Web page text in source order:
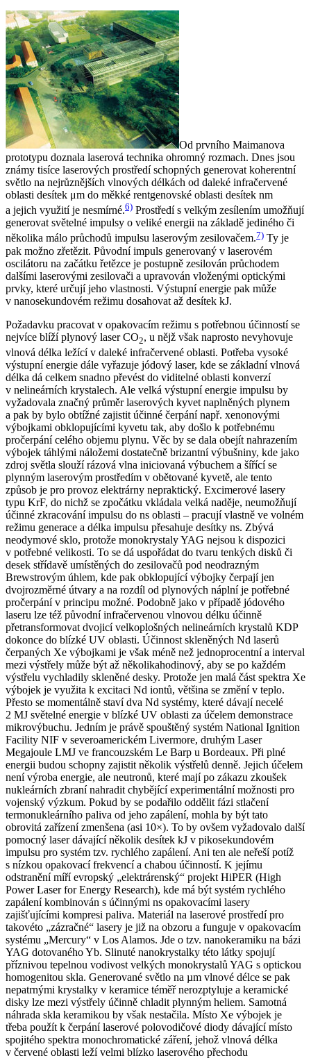
Od prvního Maimanova
prototypu doznala laserová technika ohromný rozmach. Dnes jsou
známy tisíce laserových prostředí schopných generovat koherentní
světlo na nejrůznějších vlnových délkách od daleké infračervené
oblasti desítek μm do měkké rentgenovské oblasti desítek nm
a jejich využití je nesmírné.6) Prostředí s velkým zesílením umožňují
generovat světelné impulsy o veliké energii na základě jediného či
několika málo průchodů impulsu laserovým zesilovačem.7) Ty je
pak možno zřetězit. Původní impuls generovaný v laserovém
oscilátoru na začátku řetězce je postupně zesilován průchodem
dalšími laserovými zesilovači a upravován vloženými optickými
prvky, které určují jeho vlastnosti. Výstupní energie pak může
v nanosekundovém režimu dosahovat až desítek kJ.
Požadavku pracovat v opakovacím režimu s potřebnou účinností se
nejvíce blíží plynový laser CO2, u nějž však naprosto nevyhovuje
vlnová délka ležící v daleké infračervené oblasti. Potřeba vysoké
výstupní energie dále vyřazuje jódový laser, kde se základní vlnová
délka dá celkem snadno převést do viditelné oblasti konverzí
v nelineárních krystalech. Ale velká výstupní energie impulsu by
vyžadovala značný průměr laserových kyvet naplněných plynem
a pak by bylo obtížné zajistit účinné čerpání např. xenonovými
výbojkami obklopujícími kyvetu tak, aby došlo k potřebnému
pročerpání celého objemu plynu. Věc by se dala obejít nahrazením
výbojek táhlými náložemi dostatečně brizantní výbušniny, kde jako
zdroj světla slouží rázová vlna iniciovaná výbuchem a šířící se
plynným laserovým prostředím v obětované kyvetě, ale tento
způsob je pro provoz elektrárny nepraktický. Excimerové lasery
typu KrF, do nichž se zpočátku vkládala velká naděje, neumožňují
účinné zkracování impulsu do ns oblasti – pracují vlastně ve volném
režimu generace a délka impulsu přesahuje desítky ns. Zbývá
neodymové sklo, protože monokrystaly YAG nejsou k dispozici
v potřebné velikosti. To se dá uspořádat do tvaru tenkých disků či
desek střídavě umístěných do zesilovačů pod neodrazným
Brewstrovým úhlem, kde pak obklopující výbojky čerpají jen
dvojrozměrné útvary a na rozdíl od plynových náplní je potřebné
pročerpání v principu možné. Podobně jako v případě jódového
laseru lze též původní infračervenou vlnovou délku účinně
přetransformovat dvojicí velkoplošných nelineárních krystalů KDP
dokonce do blízké UV oblasti. Účinnost skleněných Nd laserů
čerpaných Xe výbojkami je však méně než jednoprocentní a interval
mezi výstřely může být až několikahodinový, aby se po každém
výstřelu vychladily skleněné desky. Protože jen malá část spektra Xe
výbojek je využita k excitaci Nd iontů, většina se změní v teplo.
Přesto se momentálně staví dva Nd systémy, které dávají necelé
2 MJ světelné energie v blízké UV oblasti za účelem demonstrace
mikrovýbuchu. Jedním je právě spouštěný systém National Ignition
Facility NIF v severoamerickém Livermore, druhým Laser
Megajoule LMJ ve francouzském Le Barp u Bordeaux. Při plné
energii budou schopny zajistit několik výstřelů denně. Jejich účelem
není výroba energie, ale neutronů, které mají po zákazu zkoušek
nukleárních zbraní nahradit chybějící experimentální možnosti pro
vojenský výzkum. Pokud by se podařilo oddělit fázi stlačení
termonukleárního paliva od jeho zapálení, mohla by být tato
obrovitá zařízení zmenšena (asi 10×). To by ovšem vyžadovalo další
pomocný laser dávající několik desítek kJ v pikosekundovém
impulsu pro systém tzv. rychlého zapálení. Ani ten ale neřeší potíž
s nízkou opakovací frekvencí a chabou účinností. K jejímu
odstranění míří evropský „elektrárenský“ projekt HiPER (High
Power Laser for Energy Research), kde má být systém rychlého
zapálení kombinován s účinnými ns opakovacími lasery
zajišťujícími kompresi paliva. Materiál na laserové prostředí pro
takovéto „zázračné“ lasery je již na obzoru a funguje v opakovacím
systému „Mercury“ v Los Alamos. Jde o tzv. nanokeramiku na bázi
YAG dotovaného Yb. Slinuté nanokrystalky této látky spojují
příznivou tepelnou vodivost velkých monokrystalů YAG s optickou
homogenitou skla. Generované světlo na µm vlnové délce se pak
nepatrnými krystalky v keramice téměř nerozptyluje a keramické
disky lze mezi výstřely účinně chladit plynným heliem. Samotná
náhrada skla keramikou by však nestačila. Místo Xe výbojek je
třeba použít k čerpání laserové polovodičové diody dávající místo
spojitého spektra monochromatické záření, jehož vlnová délka
v červené oblasti leží velmi blízko laserového přechodu